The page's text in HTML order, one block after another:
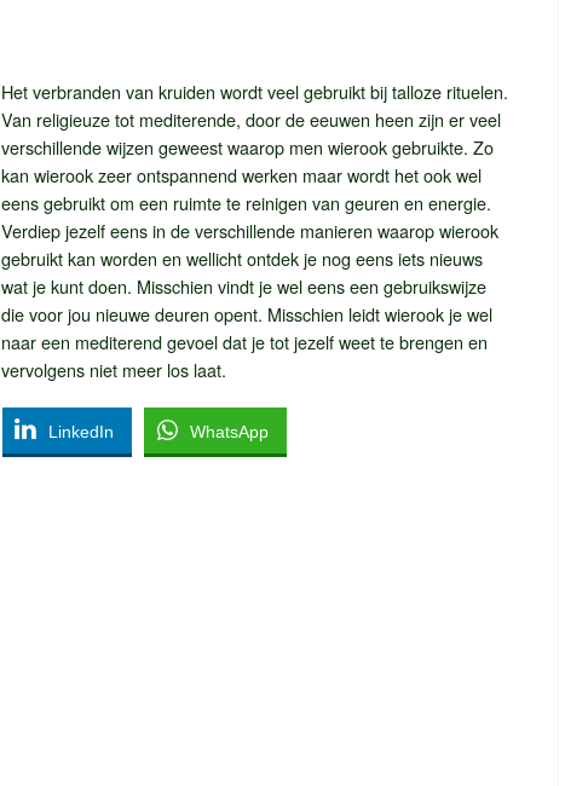
Het verbranden van kruiden wordt veel gebruikt bij talloze rituelen.
Van religieuze tot mediterende, door de eeuwen heen zijn er veel
verschillende wijzen geweest waarop men wierook gebruikte. Zo
kan wierook zeer ontspannend werken maar wordt het ook wel
eens gebruikt om een ruimte te reinigen van geuren en energie.
Verdiep jezelf eens in de verschillende manieren waarop wierook
gebruikt kan worden en wellicht ontdek je nog eens iets nieuws
wat je kunt doen. Misschien vindt je wel eens een gebruikswijze
die voor jou nieuwe deuren opent. Misschien leidt wierook je wel
naar een mediterend gevoel dat je tot jezelf weet te brengen en
vervolgens niet meer los laat.
LinkedIn WhatsApp